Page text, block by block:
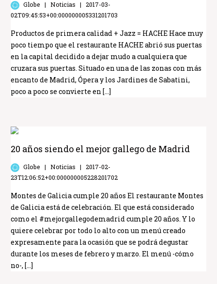
Globe Noticias
2017-03-
02T09:45:53+00:000000005331201703
Productos de primera calidad + Jazz = HACHE Hace muy
poco tiempo que el restaurante HACHE abrió sus puertas
en la capital decidido a dejar mudo a cualquiera que
cruzara sus puertas. Situado en una de las zonas con más
encanto de Madrid, Ópera y los Jardines de Sabatini,
poco a poco se convierte en […]
20 años siendo el mejor gallego de Madrid
Globe Noticias
2017-02-
23T12:06:52+00:000000005228201702
Montes de Galicia cumple 20 años El restaurante Montes
de Galicia está de celebración. El que está considerado
como el #mejorgallegodemadrid cumple 20 años. Y lo
quiere celebrar por todo lo alto con un menú creado
expresamente para la ocasión que se podrá degustar
durante los meses de febrero y marzo. El menú -cómo
no-, […]